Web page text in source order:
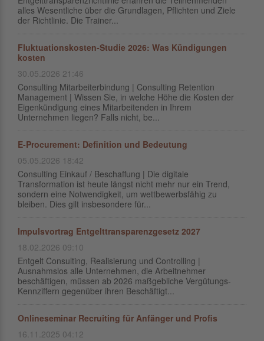
alles Wesentliche über die Grundlagen, Pflichten und Ziele
der Richtlinie. Die Trainer...
Fluktuationskosten-Studie 2026: Was Kündigungen
kosten
30.05.2026 21:46
Consulting Mitarbeiterbindung | Consulting Retention
Management | Wissen Sie, in welche Höhe die Kosten der
Eigenkündigung eines Mitarbeitenden in Ihrem
Unternehmen liegen? Falls nicht, be...
E-Procurement: Definition und Bedeutung
05.05.2026 18:42
Consulting Einkauf / Beschaffung | Die digitale
Transformation ist heute längst nicht mehr nur ein Trend,
sondern eine Notwendigkeit, um wettbewerbsfähig zu
bleiben. Dies gilt insbesondere für...
Impulsvortrag Entgelttransparenzgesetz 2027
18.02.2026 09:10
Entgelt Consulting, Realisierung und Controlling |
Ausnahmslos alle Unternehmen, die Arbeitnehmer
beschäftigen, müssen ab 2026 maßgebliche Vergütungs-
Kennziffern gegenüber ihren Beschäftigt...
Onlineseminar Recruiting für Anfänger und Profis
16.11.2025 04:12